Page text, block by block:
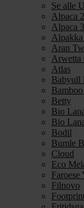
Se alle
Alpaca 2
Alpaca 3
Aran
Arwetta
Atlas
Babyull
Betty
Bio
Bio
Bodil
Bumle
Cloud
Eco
Faroese
Filnovo